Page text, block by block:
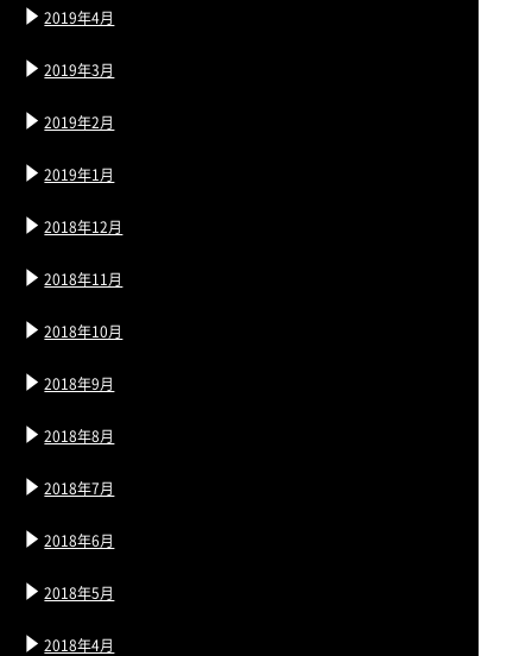
2019年4月
2019年3月
2019年2月
2019年1月
2018年12月
2018年11月
2018年10月
2018年9月
2018年8月
2018年7月
2018年6月
2018年5月
2018年4月